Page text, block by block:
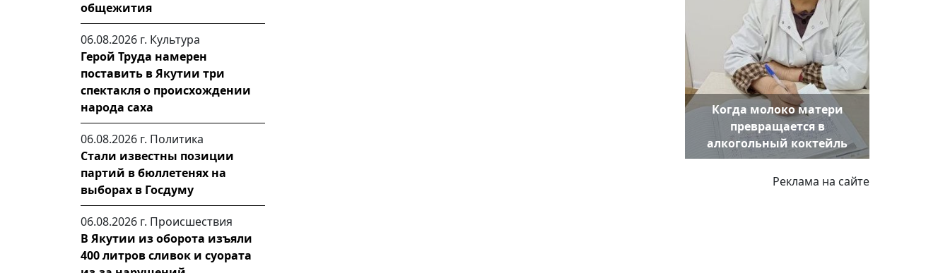
общежития
06.08.2026 г. Культура
Герой Труда намерен
поставить в Якутии три
спектакля о происхождении
народа саха
06.08.2026 г. Политика
Стали известны позиции
партий в бюллетенях на
выборах в Госдуму
06.08.2026 г. Происшествия
В Якутии из оборота изъяли
400 литров сливок и суората
Когда молоко матери
превращается в
алкогольный коктейль
Реклама на сайте